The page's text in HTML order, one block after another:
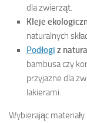
dla zwierząt.
Kleje
naturalnych
Podłogi z
bambusa czy
przyjazne dla
lakierami.
Wybierając